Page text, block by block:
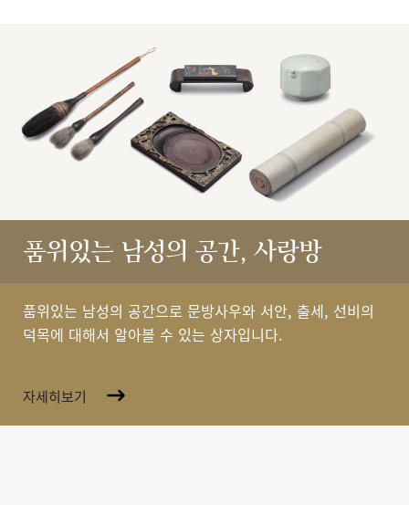
품위있는 남성의 공간, 사랑방
품위있는 남성의 공간으로 문방사우와 서안, 출세, 선비의
덕목에 대해서 알아볼 수 있는 상자입니다.
자세히보기